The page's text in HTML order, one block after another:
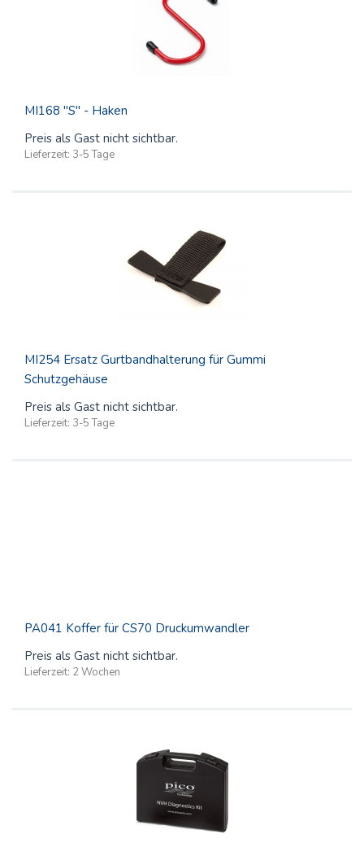
MI168 "S" - Haken
Preis als Gast nicht sichtbar.
Lieferzeit: 3-5 Tage
MI254 Ersatz Gurtbandhalterung für Gummi
Schutzgehäuse
Preis als Gast nicht sichtbar.
Lieferzeit: 3-5 Tage
PA041 Koffer für CS70 Druckumwandler
Preis als Gast nicht sichtbar.
Lieferzeit: 2 Wochen